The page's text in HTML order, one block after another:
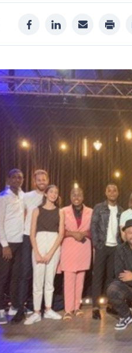
facebooklinkedinmail print